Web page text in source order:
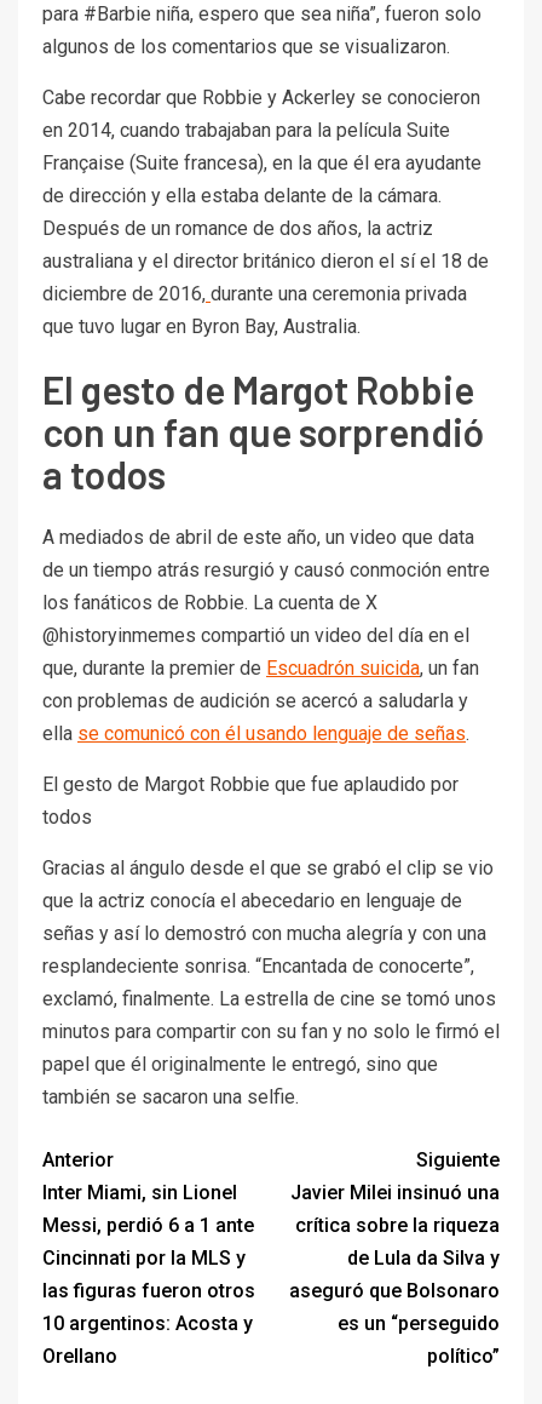
para #Barbie niña, espero que sea niña”, fueron solo
algunos de los comentarios que se visualizaron.
Cabe recordar que Robbie y Ackerley se conocieron
en 2014, cuando trabajaban para la película Suite
Française (Suite francesa), en la que él era ayudante
de dirección y ella estaba delante de la cámara.
Después de un romance de dos años, la actriz
australiana y el director británico dieron el sí el 18 de
diciembre de 2016, durante una ceremonia privada
que tuvo lugar en Byron Bay, Australia.
El gesto de Margot Robbie
con un fan que sorprendió
a todos
A mediados de abril de este año, un video que data
de un tiempo atrás resurgió y causó conmoción entre
los fanáticos de Robbie. La cuenta de X
@historyinmemes compartió un video del día en el
que, durante la premier de Escuadrón suicida, un fan
con problemas de audición se acercó a saludarla y
ella se comunicó con él usando lenguaje de señas.
El gesto de Margot Robbie que fue aplaudido por
todos
Gracias al ángulo desde el que se grabó el clip se vio
que la actriz conocía el abecedario en lenguaje de
señas y así lo demostró con mucha alegría y con una
resplandeciente sonrisa. “Encantada de conocerte”,
exclamó, finalmente. La estrella de cine se tomó unos
minutos para compartir con su fan y no solo le firmó el
papel que él originalmente le entregó, sino que
también se sacaron una selfie.
Anterior
Inter Miami, sin Lionel
Messi, perdió 6 a 1 ante
Cincinnati por la MLS y
las figuras fueron otros
10 argentinos: Acosta y
Orellano
Siguiente
Javier Milei insinuó una
crítica sobre la riqueza
de Lula da Silva y
aseguró que Bolsonaro
es un “perseguido
político”